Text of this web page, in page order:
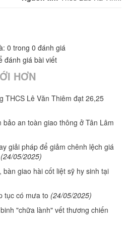
0 trong 0 đánh giá
đánh giá bài viết
HƠN
THCS Lê Văn Thiêm đạt 26,25
an toàn giao thông ở Tân Lâm
giải pháp để giảm chênh lệch giá
(24/05/2025)
giao hài cốt liệt sỹ hy sinh tại
tục có mưa to (24/05/2025)
"chữa lành" vết thương chiến